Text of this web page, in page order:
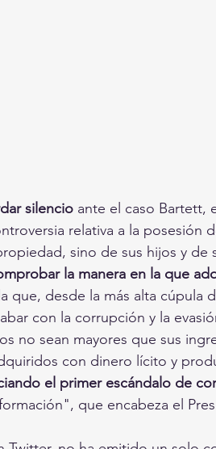
silencio ante el caso Bartett,
relativa a la posesión
sino de sus hijos y de
la manera en la que
que, desde la más alta cúpula
con la corrupción y la
no sean mayores que sus
con dinero lícito y
el primer escándalo de
que encabeza el